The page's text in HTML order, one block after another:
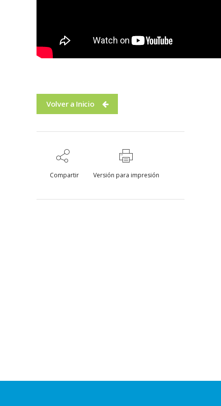
Volver a Inicio
Compartir Versión para impresión